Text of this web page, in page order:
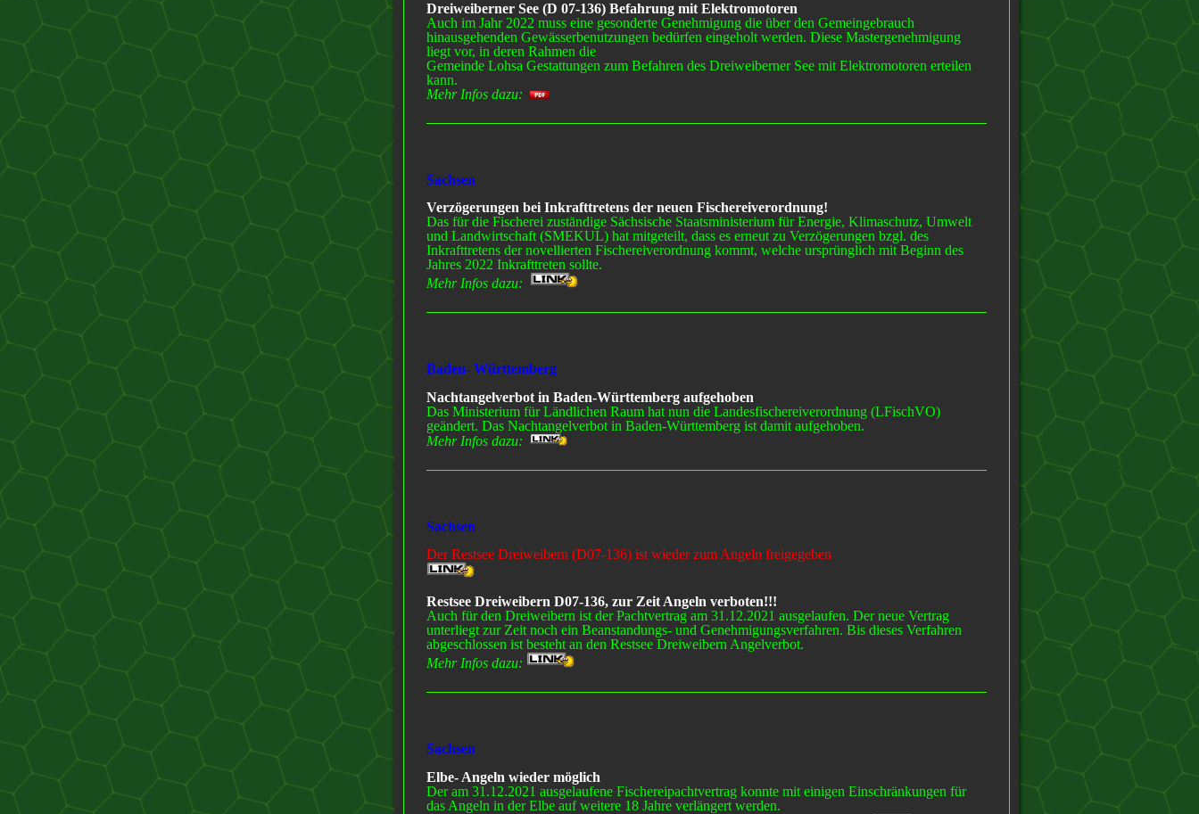
Dreiweiberner See (D 07-136) Befahrung mit Elektromotoren
Auch im Jahr 2022 muss eine gesonderte Genehmigung die über den Gemeingebrauch
hinausgehenden Gewässerbenutzungen bedürfen eingeholt werden. Diese Mastergenehmigung
liegt vor, in deren Rahmen die
Gemeinde Lohsa Gestattungen zum Befahren des Dreiweiberner See mit Elektromotoren erteilen
kann.
Mehr Infos dazu:
Sachsen
Verzögerungen bei Inkrafttretens der neuen Fischereiverordnung!
Das für die Fischerei zuständige Sächsische Staatsministerium für Energie, Klimaschutz, Umwelt
und Landwirtschaft (SMEKUL) hat mitgeteilt, dass es erneut zu Verzögerungen bzgl. des
Inkrafttretens der novellierten Fischereiverordnung kommt, welche ursprünglich mit Beginn des
Jahres 2022 Inkrafttreten sollte.
Mehr Infos dazu:
Baden- Württemberg
Nachtangelverbot in Baden-Württemberg aufgehoben
Das Ministerium für Ländlichen Raum hat nun die Landesfischereiverordnung (LFischVO)
geändert. Das Nachtangelverbot in Baden-Württemberg ist damit aufgehoben.
Mehr Infos dazu:
Sachsen
Der Restsee Dreiweibern (D07-136) ist wieder zum Angeln freigegeben
Restsee Dreiweibern D07-136, zur Zeit Angeln verboten!!!
Auch für den Dreiweibern ist der Pachtvertrag am 31.12.2021 ausgelaufen. Der neue Vertrag
unterliegt zur Zeit noch ein Beanstandungs- und Genehmigungsverfahren. Bis dieses Verfahren
abgeschlossen ist besteht an den Restsee Dreiweibern Angelverbot.
Mehr Infos dazu:
Sachsen
Elbe- Angeln wieder möglich
Der am 31.12.2021 ausgelaufene Fischereipachtvertrag konnte mit einigen Einschränkungen für
das Angeln in der Elbe auf weitere 18 Jahre verlängert werden.